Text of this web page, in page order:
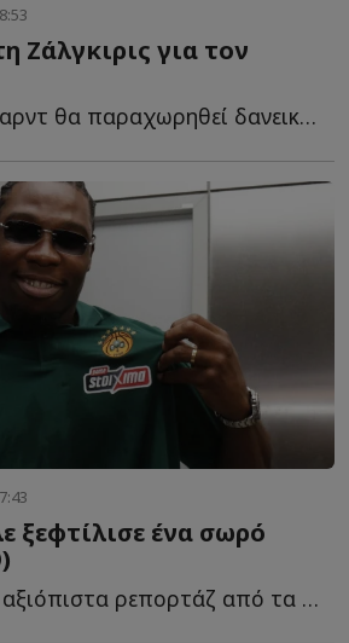
Ζάλγκιρις για τον
Ο Αμερικανός γκαρντ θα παραχωρηθεί δανεικός στους Λ...
ξεφτίλισε ένα σωρό
Την ώρα που τα αξιόπιστα ρεπορτάζ από τα εργομετρικ�...